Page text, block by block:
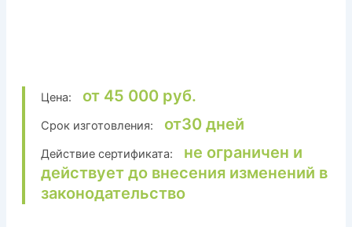
Цена: от 45 000 руб.
Срок изготовления: от30 дней
Действие сертификата:
не ограничен и
действует до внесения изменений в
законодательство